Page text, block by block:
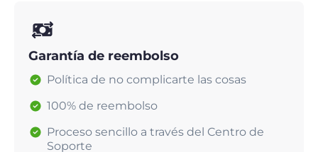
Garantía de reembolso
Política de no complicarte las cosas
100% de reembolso
Proceso sencillo a través del Centro de
Soporte